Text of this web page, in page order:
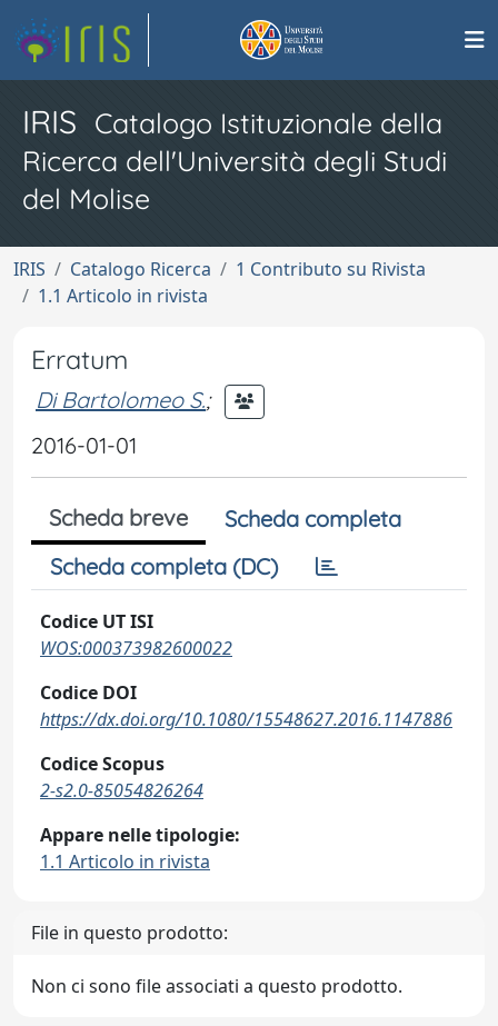
IRIS Catalogo Istituzionale della
Ricerca dell'Università degli Studi
del Molise
IRIS Catalogo Ricerca
1 Contributo su Rivista
1.1 Articolo in rivista
Erratum
Di Bartolomeo S.;
2016-01-01
Scheda breve
Scheda completa
Scheda completa (DC)
Codice UT ISI
WOS:000373982600022
Codice DOI
https://dx.doi.org/10.1080/15548627.2016.1147886
Codice Scopus
2-s2.0-85054826264
Appare nelle tipologie:
1.1 Articolo in rivista
File in questo prodotto:
Non ci sono file associati a questo prodotto.